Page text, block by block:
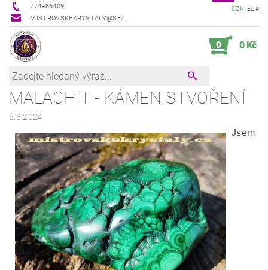
774986409
MISTROVSKEKRYSTALY@SEZNAM.CZ
CZK EUR
0 0 Kč
MALACHIT - KÁMEN STVOŘENÍ
6.3.2024
Jsem